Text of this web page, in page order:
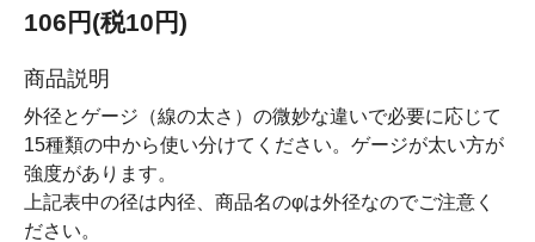
106円(税10円)
商品説明
外径とゲージ（線の太さ）の微妙な違いで必要に応じて
15種類の中から使い分けてください。ゲージが太い方が
強度があります。
上記表中の径は内径、商品名のφは外径なのでご注意く
ださい。